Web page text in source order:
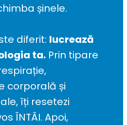
șinele.
diferit: lucrează
ta. Prin tipare
corporală și
îți resetezi
ÎNTÂI. Apoi,